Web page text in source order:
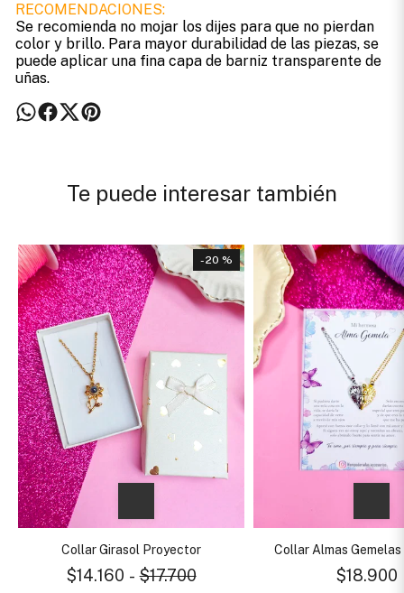
RECOMENDACIONES:
Se recomienda no mojar los dijes para que no pierdan
color y brillo. Para mayor durabilidad de las piezas, se
puede aplicar una fina capa de barniz transparente de
uñas.
Te puede interesar también
- 20 %
Collar Girasol Proyector
$14.160 - $17.700
Collar Almas
$18.900